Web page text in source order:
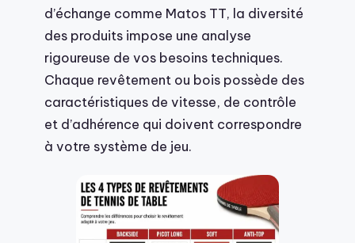
d’échange comme Matos TT, la diversité
des produits impose une analyse
rigoureuse de vos besoins techniques.
Chaque revêtement ou bois possède des
caractéristiques de vitesse, de contrôle
et d’adhérence qui doivent correspondre
à votre système de jeu.